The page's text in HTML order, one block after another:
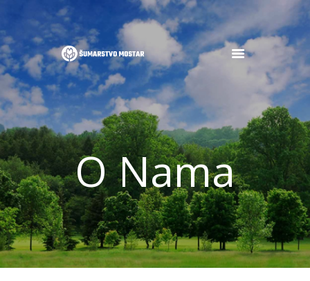
O Nama
POČETNA
O NAMA
OGLASI
DJELATNOSTI
GALERIJA
NOVOSTI
KONTAKT